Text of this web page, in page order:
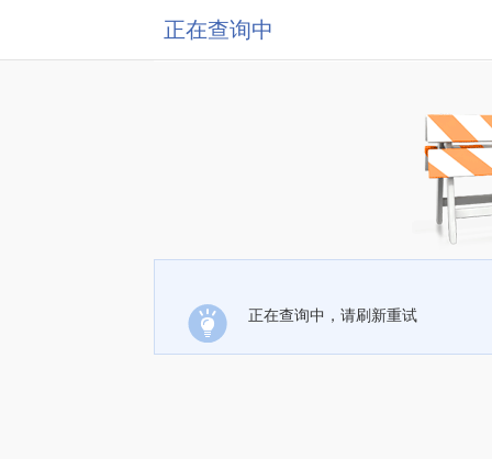
正在查询中
正在查询中，请刷新重试